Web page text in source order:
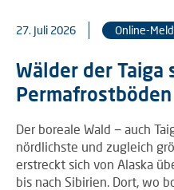
27. Juli 2026 Online-
Wälder der Taiga
Permafrostböden
Der boreale Wald − auch
nördlichste und zugleich
erstreckt sich von Alaska
bis nach Sibirien. Dort, wo